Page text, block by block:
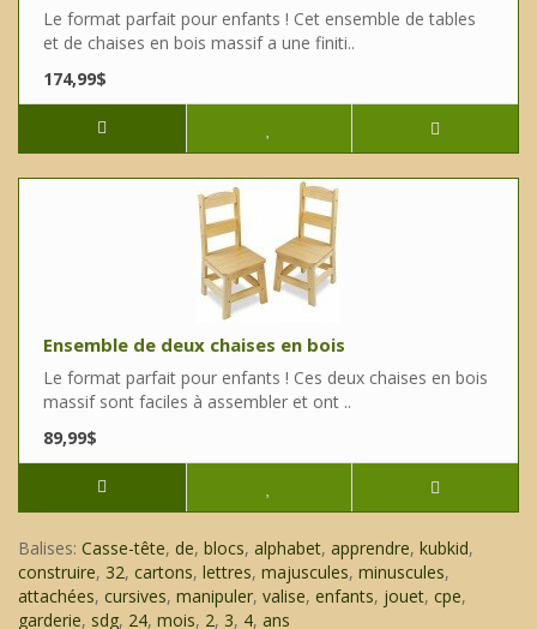
Le format parfait pour enfants ! Cet ensemble de tables
et de chaises en bois massif a une finiti..
174,99$
Ensemble de deux chaises en bois
Le format parfait pour enfants ! Ces deux chaises en bois
massif sont faciles à assembler et ont ..
89,99$
Balises: Casse-tête, de, blocs, alphabet, apprendre, kubkid,
construire, 32, cartons, lettres, majuscules, minuscules,
attachées, cursives, manipuler, valise, enfants, jouet, cpe,
garderie, sdg, 24, mois, 2, 3, 4, ans